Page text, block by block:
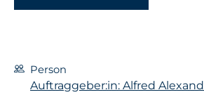
Person
Auftraggeber:in: Alfred